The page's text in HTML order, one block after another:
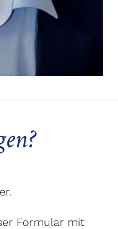
Formular mit